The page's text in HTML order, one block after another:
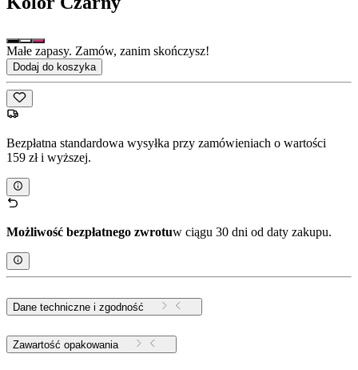
Małe zapasy. Zamów, zanim skończysz!
Dodaj do koszyka
Bezpłatna standardowa wysyłka przy zamówieniach o wartości
159 zł i wyższej.
Możliwość bezpłatnego zwrotuw ciągu 30 dni od daty zakupu.
Dane techniczne i zgodność
Zawartość opakowania